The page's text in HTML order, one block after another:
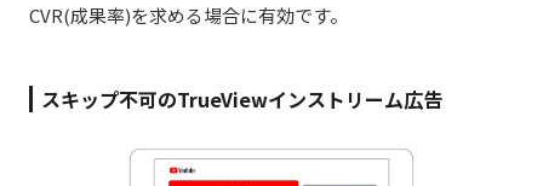
CVR(成果率)を求める場合に有効です。
スキップ不可のTrueViewインストリーム広告